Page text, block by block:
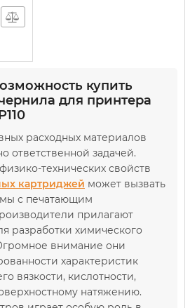
купить
для принтера
расходных материалов
ответственной задачей.
технических свойств
картриджей может вызвать
с печатающим
прилагают
разработки химического
внимание они
характеристик
вязкости, кислотности,
натяжению.